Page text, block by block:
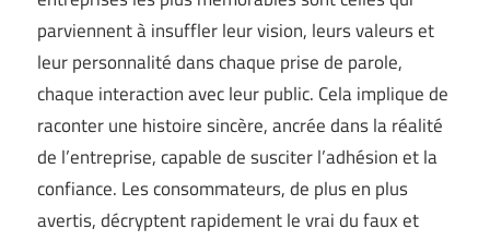
parviennent à insuffler leur vision, leurs valeurs et
leur personnalité dans chaque prise de parole,
chaque interaction avec leur public. Cela implique de
raconter une histoire sincère, ancrée dans la réalité
de l’entreprise, capable de susciter l’adhésion et la
confiance. Les consommateurs, de plus en plus
avertis, décryptent rapidement le vrai du faux et